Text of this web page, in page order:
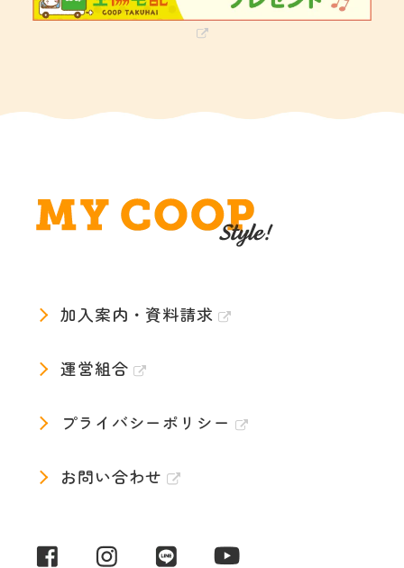
加入案内・資料請求
運営組合
プライバシーポリシー
お問い合わせ